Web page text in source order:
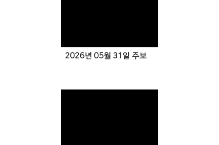
2026년 05월 31일 주보